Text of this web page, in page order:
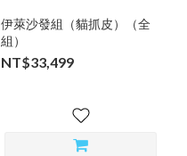
伊萊沙發組（貓抓皮）（全
組）
NT$33,499